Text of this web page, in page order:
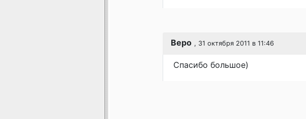
Веро , 31 октября 2011 в 11:46
Спасибо большое)